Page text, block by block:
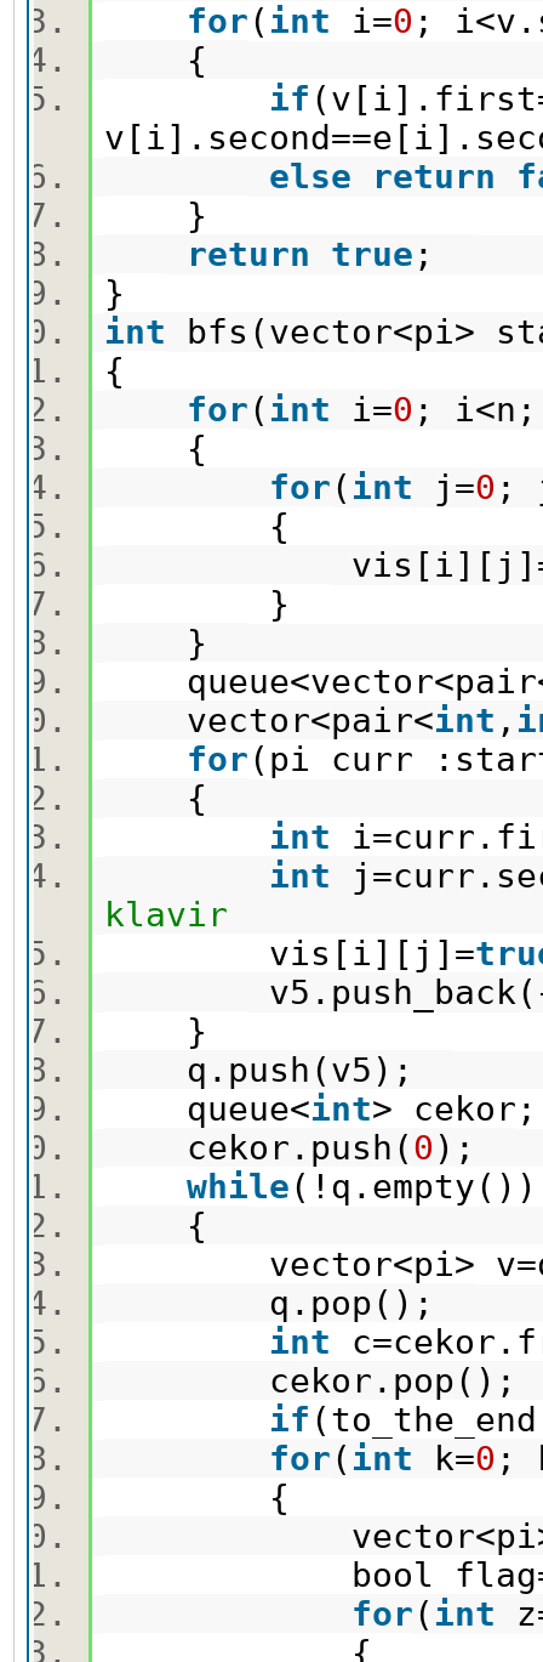
for( int i=0 ;
{
if
else
return
}
return
true ;
}
int bfs(vector<pi>
{
for( int i=0 ;
{
for( int j=0 ;
{
}
}
vector<pair<int ,
for(pi curr
{
int
int
klavir
vis[i][j]=
}
q.push(v5);
queue<int>
cekor.push(0 );
while
{
vector<pi>
q.pop();
int
if
for( int k=0 ;
{
vector<pi>
bool
for( int
{